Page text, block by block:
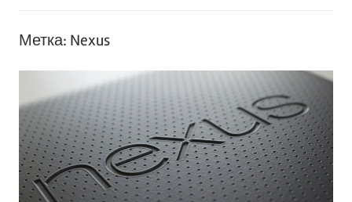
Метка: Nexus